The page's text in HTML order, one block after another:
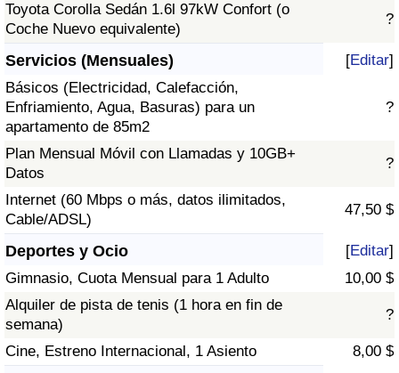
Toyota Corolla Sedán 1.6l 97kW Confort (o
Coche Nuevo equivalente)
?
Servicios (Mensuales) [Editar]
Básicos (Electricidad, Calefacción,
Enfriamiento, Agua, Basuras) para un
apartamento de 85m2
?
Plan Mensual Móvil con Llamadas y 10GB+
Datos
?
Internet (60 Mbps o más, datos ilimitados,
Cable/ADSL)
47,50 $
Deportes y Ocio [Editar]
Gimnasio, Cuota Mensual para 1 Adulto
10,00 $
Alquiler de pista de tenis (1 hora en fin de
semana)
?
Cine, Estreno Internacional, 1 Asiento 8,00 $